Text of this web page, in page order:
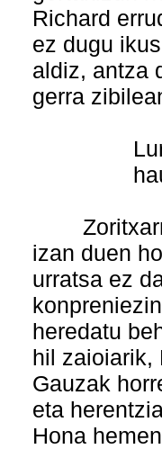
Richard
ez dugu
aldiz, antza
gerra
Lur
hauen
izan duen
urratsa ez
heredatu
hil zaioiarik,
Gauzak
eta
Hona